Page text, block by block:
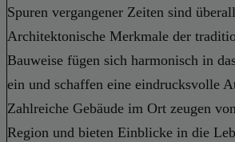
Spuren vergangener Zeiten sind
Architektonische Merkmale der
Bauweise fügen sich harmonisch in
ein und schaffen eine eindrucksvolle
Zahlreiche Gebäude im Ort zeugen
Region und bieten Einblicke in die